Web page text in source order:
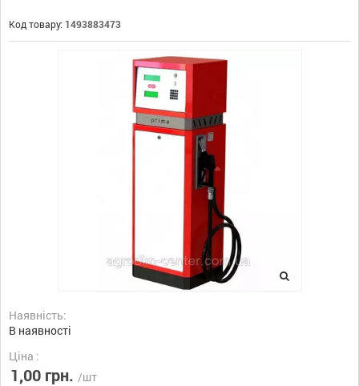
Код товару: 1493883473
Наявність:
В наявності
Ціна :
1,00 грн. /шт